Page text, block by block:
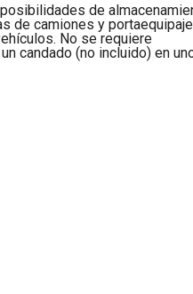
de
de camiones y
No se requiere
candado (no incluido) en